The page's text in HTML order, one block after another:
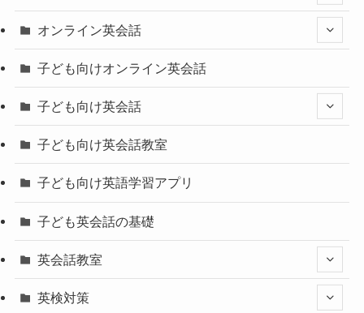
オンライン英会話
子ども向けオンライン英会話
子ども向け英会話
子ども向け英会話教室
子ども向け英語学習アプリ
子ども英会話の基礎
英会話教室
英検対策